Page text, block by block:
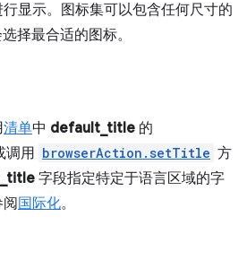
显示。图标集可以包含任何尺寸的
择最合适的图标。
清单中 default_title 的
调用 browserAction.setTitle 方
字段指定特定于语言区域的字
国际化。